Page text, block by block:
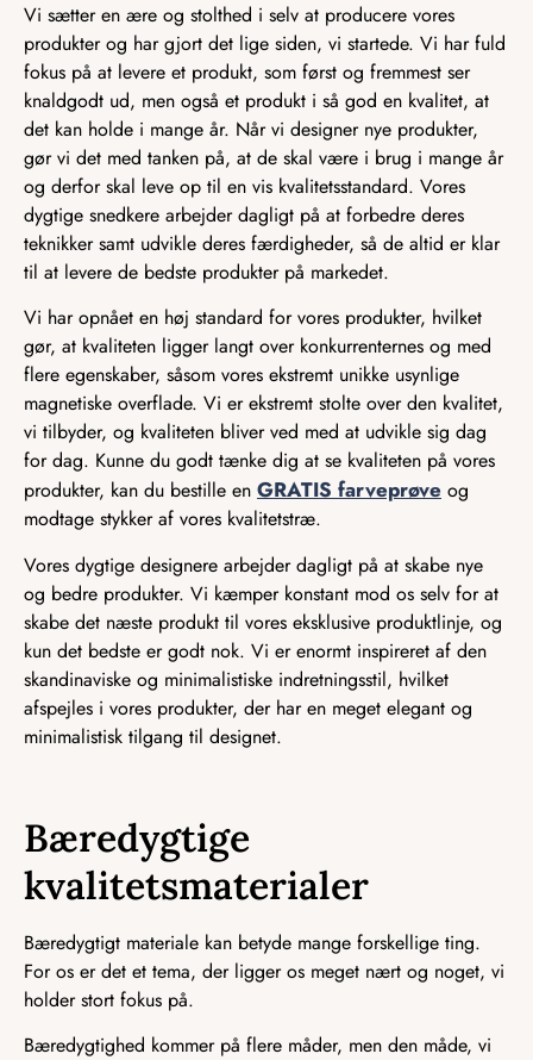
Vi sætter en ære og stolthed i selv at producere vores
produkter og har gjort det lige siden, vi startede. Vi har fuld
fokus på at levere et produkt, som først og fremmest ser
knaldgodt ud, men også et produkt i så god en kvalitet, at
det kan holde i mange år. Når vi designer nye produkter,
gør vi det med tanken på, at de skal være i brug i mange år
og derfor skal leve op til en vis kvalitetsstandard. Vores
dygtige snedkere arbejder dagligt på at forbedre deres
teknikker samt udvikle deres færdigheder, så de altid er klar
til at levere de bedste produkter på markedet.
Vi har opnået en høj standard for vores produkter, hvilket
gør, at kvaliteten ligger langt over konkurrenternes og med
flere egenskaber, såsom vores ekstremt unikke usynlige
magnetiske overflade. Vi er ekstremt stolte over den kvalitet,
vi tilbyder, og kvaliteten bliver ved med at udvikle sig dag
for dag. Kunne du godt tænke dig at se kvaliteten på vores
produkter, kan du bestille en GRATIS farveprøve og
modtage stykker af vores kvalitetstræ.
Vores dygtige designere arbejder dagligt på at skabe nye
og bedre produkter. Vi kæmper konstant mod os selv for at
skabe det næste produkt til vores eksklusive produktlinje, og
kun det bedste er godt nok. Vi er enormt inspireret af den
skandinaviske og minimalistiske indretningsstil, hvilket
afspejles i vores produkter, der har en meget elegant og
minimalistisk tilgang til designet.
Bæredygtige
kvalitetsmaterialer
Bæredygtigt materiale kan betyde mange forskellige ting.
For os er det et tema, der ligger os meget nært og noget, vi
holder stort fokus på.
Bæredygtighed kommer på flere måder, men den måde, vi